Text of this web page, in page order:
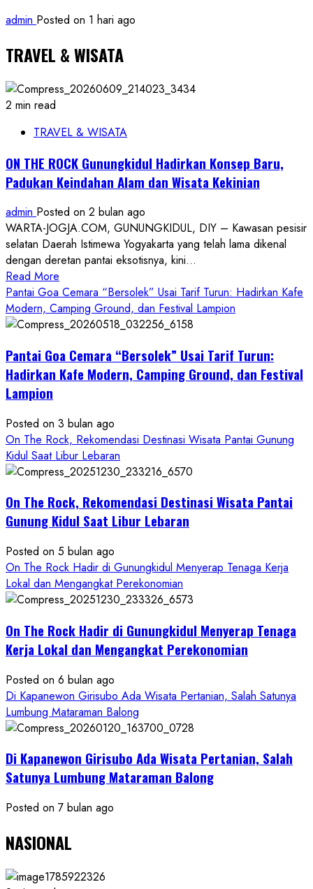
admin Posted on 1 hari ago
TRAVEL & WISATA
2 min read
TRAVEL & WISATA
ON THE ROCK Gunungkidul Hadirkan Konsep Baru,
Padukan Keindahan Alam dan Wisata Kekinian
admin Posted on 2 bulan ago
WARTA-JOGJA.COM, GUNUNGKIDUL, DIY – Kawasan pesisir
selatan Daerah Istimewa Yogyakarta yang telah lama dikenal
dengan deretan pantai eksotisnya, kini...
Read More
more
about
ON
ROCK
Gunungkidul
Baru,
Padukan
Keindahan
Alam
Wisata
Kekinian
Pantai Goa Cemara “Bersolek” Usai Tarif Turun: Hadirkan Kafe
Modern, Camping Ground, dan Festival Lampion
Pantai Goa Cemara “Bersolek” Usai Tarif Turun:
Hadirkan Kafe Modern, Camping Ground, dan Festival
Lampion
Posted on 3 bulan ago
On The Rock, Rekomendasi Destinasi Wisata Pantai Gunung
Kidul Saat Libur Lebaran
On The Rock, Rekomendasi Destinasi Wisata Pantai
Gunung Kidul Saat Libur Lebaran
Posted on 5 bulan ago
On The Rock Hadir di Gunungkidul Menyerap Tenaga Kerja
Lokal dan Mengangkat Perekonomian
On The Rock Hadir di Gunungkidul Menyerap Tenaga
Kerja Lokal dan Mengangkat Perekonomian
Posted on 6 bulan ago
Di Kapanewon Girisubo Ada Wisata Pertanian, Salah Satunya
Lumbung Mataraman Balong
Di Kapanewon Girisubo Ada Wisata Pertanian, Salah
Satunya Lumbung Mataraman Balong
Posted on 7 bulan ago
NASIONAL